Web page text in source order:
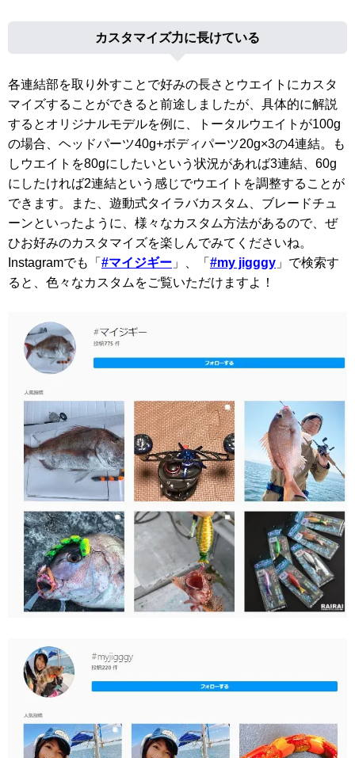
カスタマイズ力に長けている
各連結部を取り外すことで好みの長さとウエイトにカスタ
マイズすることができると前途しましたが、具体的に解説
するとオリジナルモデルを例に、トータルウエイトが100g
の場合、ヘッドパーツ40g+ボディパーツ20g×3の4連結。も
しウエイトを80gにしたいという状況があれば3連結、60g
にしたければ2連結という感じでウエイトを調整することが
できます。また、遊動式タイラバカスタム、ブレードチュ
ーンといったように、様々なカスタム方法があるので、ぜ
ひお好みのカスタマイズを楽しんでみてくださいね。
Instagramでも「 #マイジギー 」、「 #my jigggy 」で検索す
ると、色々なカスタムをご覧いただけますよ！